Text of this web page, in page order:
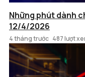
Những phút dành
12/4/2026
4 tháng trước 487 lượt